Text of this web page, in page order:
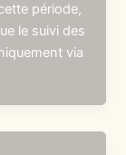
période,
le suivi des
via